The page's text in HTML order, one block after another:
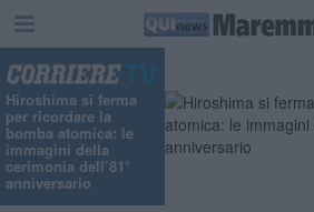
Hiroshima si ferma
per ricordare la
bomba atomica: le
immagini della
cerimonia dell’81°
anniversario